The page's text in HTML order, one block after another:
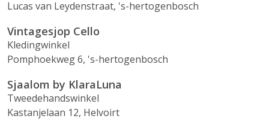
Lucas van Leydenstraat, 's-hertogenbosch
Vintagesjop Cello
Kledingwinkel
Pomphoekweg 6, 's-hertogenbosch
Sjaalom by KlaraLuna
Tweedehandswinkel
Kastanjelaan 12, Helvoirt